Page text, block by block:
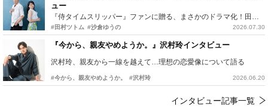
ュー
『侍タイムスリッパー』ファンに贈る、まさかのドラマ化！田村ツトム×沙倉ゆうのが語る『心配無用ノ介』撮影秘話
#田村ツトム #沙倉ゆうの 2026.07.30
『今から、親友やめようか。』沢村玲インタビュー
沢村玲、親友から一線を越えて…理想の恋愛像について語る
#今から、親友やめようか。 #沢村玲 2026.06.20
インタビュー記事一覧